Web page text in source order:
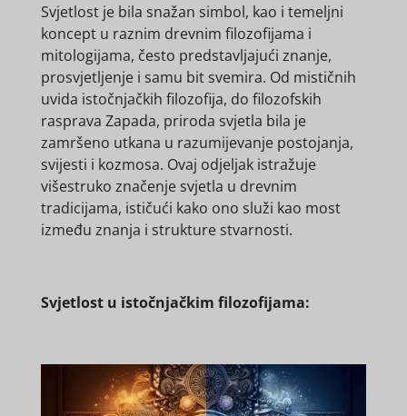
Svjetlost je bila snažan simbol, kao i temeljni
koncept u raznim drevnim filozofijama i
mitologijama, često predstavljajući znanje,
prosvjetljenje i samu bit svemira. Od mističnih
uvida istočnjačkih filozofija, do filozofskih
rasprava Zapada, priroda svjetla bila je
zamršeno utkana u razumijevanje postojanja,
svijesti i kozmosa. Ovaj odjeljak istražuje
višestruko značenje svjetla u drevnim
tradicijama, ističući kako ono služi kao most
između znanja i strukture stvarnosti.
Svjetlost u istočnjačkim filozofijama: